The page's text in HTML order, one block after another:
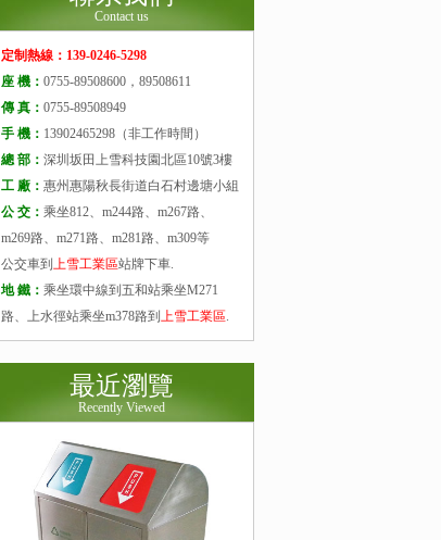
Contact us
定制熱線：139-0246-5298
座 機： 0755-89508600，89508611
傳 真： 0755-89508949
手 機： 13902465298（非工作時間）
總 部： 深圳坂田上雪科技園北區10號3樓
工 廠： 惠州惠陽秋長街道白石村邊塘小組
公 交： 乘坐812、m244路、m267路、
m269路、m271路、m281路、m309等
公交車到 上雪工業區站牌下車.
地 鐵： 乘坐環中線到五和站乘坐M271
路、上水徑站乘坐m378路到 上雪工業區.
最近瀏覽
Recently Viewed